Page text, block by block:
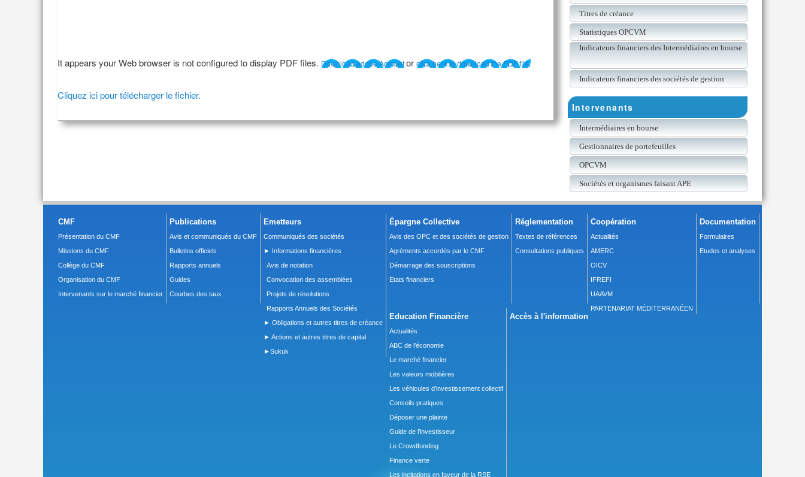
It appears your Web browser is not configured to display PDF files. Download adobe Acrobator click here to download the PDF file.
Cliquez ici pour télécharger le fichier.
Titres de créance
Statistiques OPCVM
Indicateurs financiers des Intermédiaires en bourse
Indicateurs financiers des sociétés de gestion
Intervenants
Intermédiaires en bourse
Gestionnaires de portefeuilles
OPCVM
Sociétés et organismes faisant APE
CMF
Présentation du CMF
Missions du CMF
Collège du CMF
Organisation du CMF
Intervenants sur le marché financier
Publications
Avis et communiqués du CMF
Bulletins officiels
Rapports annuels
Guides
Courbes des taux
Emetteurs
Communiqués des sociétés
► Informations financières
Avis de notation
Convocation des assemblées
Projets de résolutions
Rapports Annuels des Sociétés
► Obligations et autres titres de créance
► Actions et autres titres de capital
►Sukuk
Épargne Collective
Avis des OPC et des sociétés de gestion
Agréments accordés par le CMF
Démarrage des souscriptions
Etats financiers
Réglementation
Textes de références
Consultations publiques
Coopération
Actualités
AMERC
OICV
IFREFI
UAAVM
PARTENARIAT MÉDITERRANÉEN
Documentation
Formulaires
Etudes et analyses
Education Financière
Actualités
ABC de l’économie
Le marché financier
Les valeurs mobilières
Les véhicules d’investissement collectif
Conseils pratiques
Déposer une plainte
Guide de l’investisseur
Le Crowdfunding
Finance verte
Les incitations en faveur de la RSE
Accès à l'information